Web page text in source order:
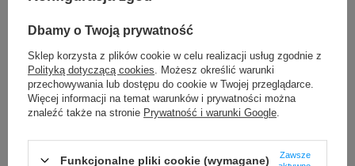
Waga: 360 g
Dane techniczne
Długość przewodu:180 cm
Źródło światła:650 nm LED
Metoda skanowania:ręcznie/automatycznie
Warunki Środowiskowe
Dbamy o Twoją prywatność
Sklep korzysta z plików cookie w celu realizacji usług zgodnie z
Polityką dotyczącą cookies . Możesz określić warunki
przechowywania lub dostępu do cookie w Twojej przeglądarce.
Więcej informacji na temat warunków i prywatności można
znaleźć także na stronie Prywatność i warunki Google
Funkcjonalne pliki cookie (wymagane)
Zawsze